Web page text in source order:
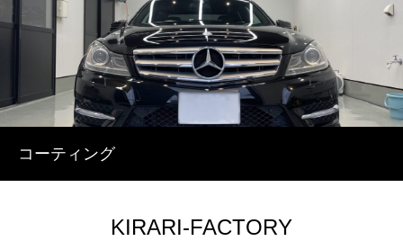
コーティング
KIRARI-FACTORY